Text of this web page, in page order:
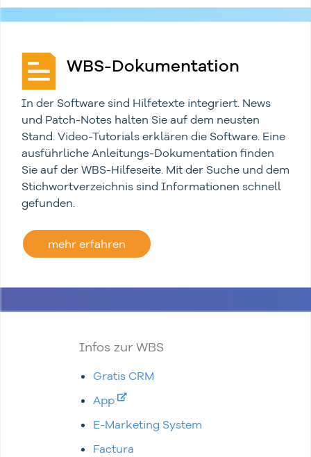
WBS-Dokumentation
In der Software sind Hilfetexte integriert. News
und Patch-Notes halten Sie auf dem neusten
Stand. Video-Tutorials erklären die Software. Eine
ausführliche Anleitungs-Dokumentation finden
Sie auf der WBS-Hilfeseite. Mit der Suche und dem
Stichwortverzeichnis sind Informationen schnell
gefunden.
mehr erfahren
Infos zur WBS
Gratis CRM
App
E-Marketing System
Factura